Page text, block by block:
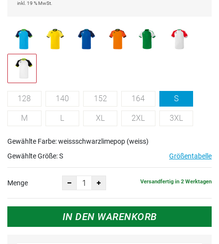
inkl. 19 % MwSt.
128 140 152 164 S
M L XL 2XL 3XL
Gewählte Farbe: weissschwarzlimepop (weiss)
Gewählte Größe:S Größentabelle
Menge Versandfertig in 2 Werktagen
IN DEN WARENKORB